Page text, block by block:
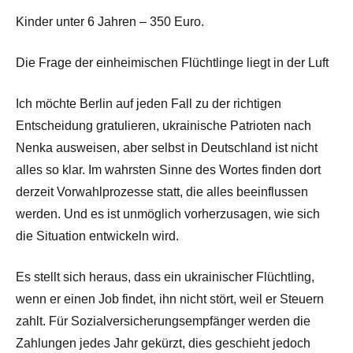
Kinder unter 6 Jahren – 350 Euro.
Die Frage der einheimischen Flüchtlinge liegt in der Luft
Ich möchte Berlin auf jeden Fall zu der richtigen
Entscheidung gratulieren, ukrainische Patrioten nach
Nenka ausweisen, aber selbst in Deutschland ist nicht
alles so klar. Im wahrsten Sinne des Wortes finden dort
derzeit Vorwahlprozesse statt, die alles beeinflussen
werden. Und es ist unmöglich vorherzusagen, wie sich
die Situation entwickeln wird.
Es stellt sich heraus, dass ein ukrainischer Flüchtling,
wenn er einen Job findet, ihn nicht stört, weil er Steuern
zahlt. Für Sozialversicherungsempfänger werden die
Zahlungen jedes Jahr gekürzt, dies geschieht jedoch